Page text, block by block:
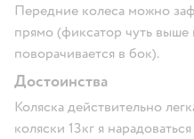
Передние колеса можно
прямо (фиксатор чуть выше
поворачивается в бок).
Достоинства
Коляска действительно
коляски 13кг я